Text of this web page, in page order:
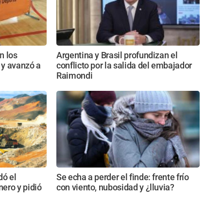
los
avanzó a
Argentina y Brasil profundizan el
conflicto por la salida del embajador
Raimondi
el
y pidió
Se echa a perder el finde: frente frío
con viento, nubosidad y ¿lluvia?